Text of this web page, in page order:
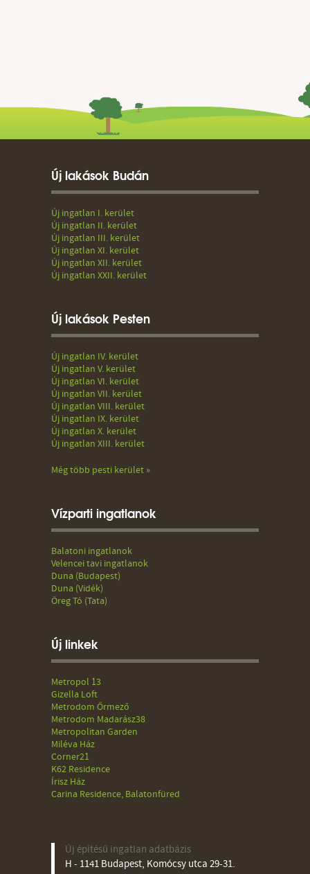
Új lakások Budán
Új ingatlan I. kerület
Új ingatlan II. kerület
Új ingatlan III. kerület
Új ingatlan XI. kerület
Új ingatlan XII. kerület
Új ingatlan XXII. kerület
Új lakások Pesten
Új ingatlan IV. kerület
Új ingatlan V. kerület
Új ingatlan VI. kerület
Új ingatlan VII. kerület
Új ingatlan VIII. kerület
Új ingatlan IX. kerület
Új ingatlan X. kerület
Új ingatlan XIII. kerület
Még több pesti kerület »
Vízparti ingatlanok
Balatoni ingatlanok
Velencei tavi ingatlanok
Duna (Budapest)
Duna (Vidék)
Öreg Tó (Tata)
Új linkek
Metropol 13
Gizella Loft
Metrodom Őrmező
Metrodom Madarász38
Metropolitan Garden
Miléva Ház
Corner21
K62 Residence
Írisz Ház
Carina Residence, Balatonfüred
Új építésű ingatlan adatbázis
H - 1141 Budapest, Komócsy utca 29-31.